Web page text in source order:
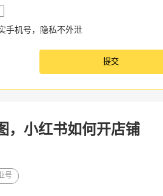
手机号，隐私不外泄
，小红书如何开店铺
号